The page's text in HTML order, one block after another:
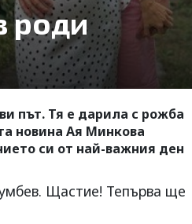
роди
път. Тя е дарила с рожба
новина Ая Минкова
си от най-важния ден
Щастие! Тепърва ще